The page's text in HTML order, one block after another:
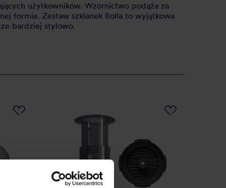
użytkowników. Wzornictwo podąża za
formie. Zestaw szklanek Bolla to wyjątkowa
bardziej stylowo.